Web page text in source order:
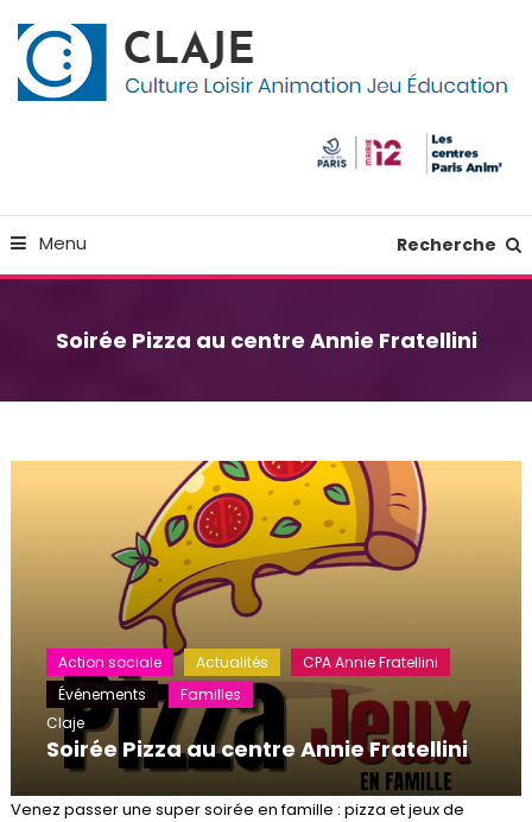
To
Content
Menu Recherche
Soirée Pizza au centre Annie Fratellini
Action sociale Actualités
CPA Annie Fratellini
Événements
Familles
Claje
Soirée Pizza au centre Annie Fratellini
Venez passer une super soirée en famille : pizza et jeux de